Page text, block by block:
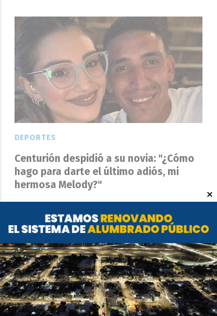
Centurión despidió a su novia: "¿Cómo
hago para darte el último adiós, mi
hermosa Melody?"
DEPORTES